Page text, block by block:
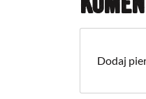
Dodaj